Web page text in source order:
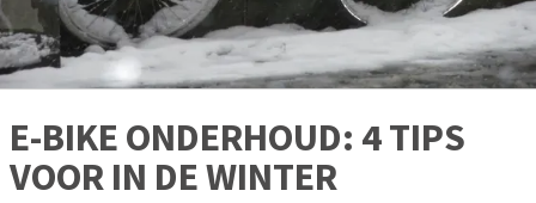
E-BIKE ONDERHOUD: 4 TIPS
VOOR IN DE WINTER